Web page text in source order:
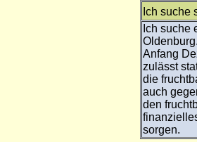
Ich suche
Ich suche
Anfang
zulässt
die
auch
den
sorgen.